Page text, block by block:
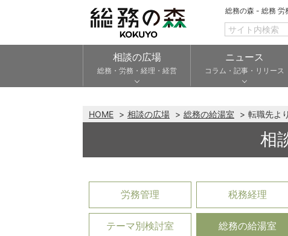
総務の森 - 総務 労
相談の広場
総務・労務・経理・経営
ニュース
コラム・記事・リリース
HOME 相談の広場 総務の給湯室 転職先よ
相
労務管理 税務経理
テーマ別検討室 総務の給湯室